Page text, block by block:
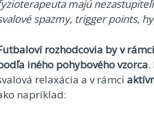
majú
spazmy, trigger points,
rozhodcovia by v
iného pohybového vzorca.
relaxácia a v rámci
napríklad: